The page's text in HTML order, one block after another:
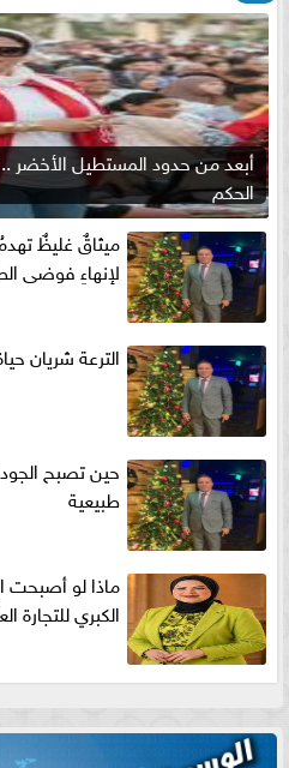
أبعد من حدود المستطيل الأخضر
الحكم
ميثاقٌ غليظٌ
لإنهاءِ فوضى
الترعة شريان
حين تصبح
طبيعية
ماذا لو أصبحت
الكبري للتجارة